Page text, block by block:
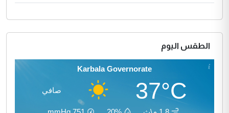
الطقس اليوم
Karbala Governorate
37°C صافي